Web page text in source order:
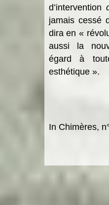
d’intervention
jamais cessé
dira en «
aussi la
égard à
esthétique ».
In Chimères,
paradigme ethico-